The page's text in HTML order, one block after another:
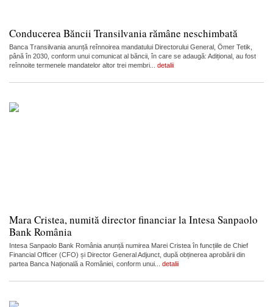
Conducerea Băncii Transilvania rămâne neschimbată
Banca Transilvania anunță reînnoirea mandatului Directorului General, Ömer Tetik,
până în 2030, conform unui comunicat al băncii, în care se adaugă: Adițional, au fost
reînnoite termenele mandatelor altor trei membri... detalii
Mara Cristea, numită director financiar la Intesa Sanpaolo
Bank România
Intesa Sanpaolo Bank România anunță numirea Marei Cristea în funcțiile de Chief
Financial Officer (CFO) și Director General Adjunct, după obținerea aprobării din
partea Banca Națională a României, conform unui... detalii